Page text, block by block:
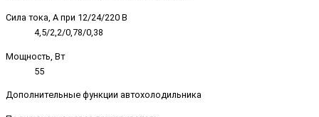
Сила тока, А при 12/24/220 В
4,5/2,2/0,78/0,38
Мощность, Вт
55
Дополнительные функции автохолодильника